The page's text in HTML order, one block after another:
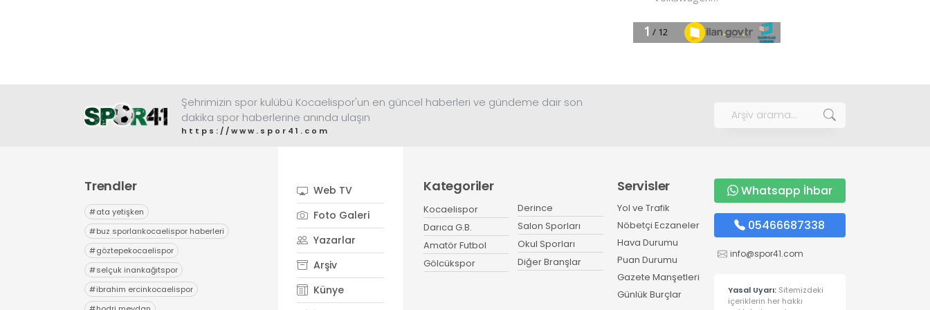
Şehrimizin spor kulübü Kocaelispor'un en güncel haberleri ve gündeme dair son
dakika spor haberlerine anında ulaşın
https://www.spor41.com
Trendler
#ata yetişken
#buz sporlarıkocaelispor haberleri
#göztepekocaelispor
#selçuk inankağıtspor
#ibrahim ercinkocaelispor
Web TV
Foto Galeri
Yazarlar
Arşiv
Künye
Kategoriler
Kocaelispor
Darıca G.B.
Amatör Futbol
Gölcükspor
Derince
Salon Sporları
Okul Sporları
Diğer Branşlar
Servisler
Yol ve Trafik
Nöbetçi Eczaneler
Hava Durumu
Puan Durumu
Gazete Manşetleri
Günlük Burçlar
Whatsapp İhbar
05466687338
info@spor41.com
Yasal Uyarı: Sitemizdeki
içeriklerin her hakkı